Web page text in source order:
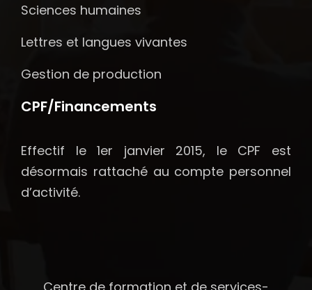
Sciences humaines
Lettres et langues vivantes
Gestion de production
CPF/Financements
Effectif le 1er janvier 2015, le CPF est
désormais rattaché au compte personnel
d’activité.